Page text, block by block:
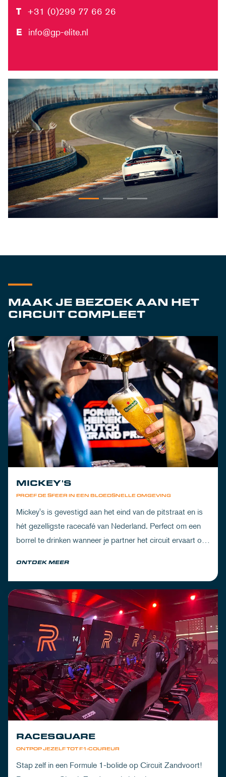
T +31 (0)299 77 66 26
E info@gp-elite.nl
MAAK JE BEZOEK AAN HET
CIRCUIT COMPLEET
PROEF DE SFEER IN EEN BLOEDSNELLE OMGEVING
MICKEY'S
Mickey's is gevestigd aan het eind van de pitstraat en is
hét gezelligste racecafé van Nederland. Perfect om een
borrel te drinken wanneer je partner het circuit ervaart of
ONTDEK MEER
ONTPOP JEZELF TOT F1-COUREUR
RACESQUARE
Stap zelf in een Formule 1-bolide op Circuit Zandvoort!